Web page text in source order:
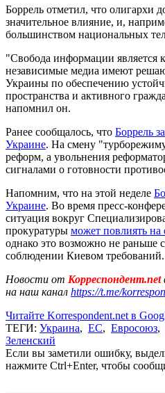
Боррель отметил, что олигархи
значительное влияние, и,
большинством национальных
"Свобода информации является
независимые медиа имеют
Украины по обеспечению
пространства и активного
напомнил он.
Ранее сообщалось, что Боррель
Украине. На смену
реформ, а увольнения
сигналами о готовности
Напомним, что на этой неделе
Украине. Во время пресс-
ситуация вокруг
прокуратуры может повлиять на
однако это возможно не раньше
соблюдении Киевом требований.
Новости от Корреспондент.net
на наш канал https://t.me/
Читайте Korrespondent.net в
ТЕГИ: Украина, ЕС, Евросоюз,
Зеленский
Если вы заметили ошибку,
нажмите Ctrl+Enter, чтобы